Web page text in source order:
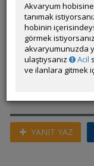
Ben bir catappa
vantuzladım. Betta
de doğal ortamını
zaten su bitkisi
Üye imzalarını
YANIT YAZ
Akvaryum
tanımak
hobinin
görmek istiyorsanız
akvaryumunuzda
ulaştıysanız
Acil
ve ilanlara gitmek